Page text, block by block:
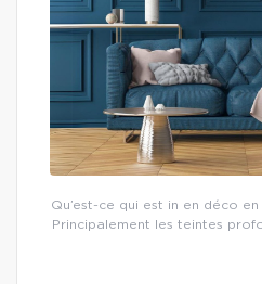
Qu’est-ce qui est in en déco
Principalement les teintes